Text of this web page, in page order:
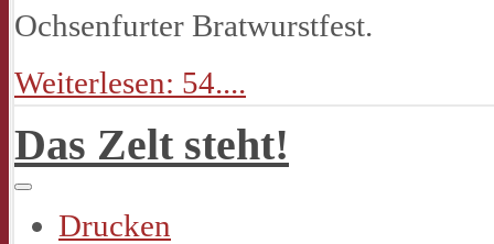
Ochsenfurter Bratwurstfest.
Weiterlesen: 54....
Das Zelt steht!
Drucken